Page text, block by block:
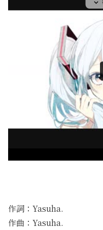
作詞：Yasuha.
作曲：Yasuha.